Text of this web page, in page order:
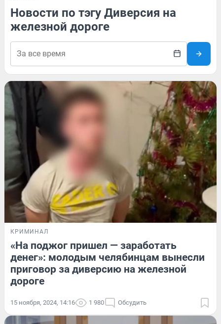
Новости по тэгу Диверсия на
железной дороге
КРИМИНАЛ
«На поджог пришел — заработать
денег»: молодым челябинцам вынесли
приговор за диверсию на железной
дороге
15 ноября, 2024, 14:16 1 980 Обсудить